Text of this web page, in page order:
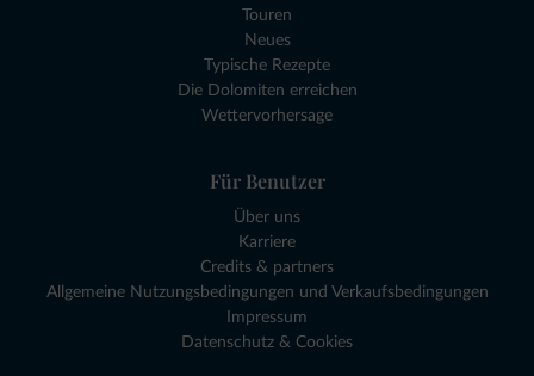
Touren
Neues
Typische Rezepte
Die Dolomiten erreichen
Wettervorhersage
Für Benutzer
Über uns
Karriere
Credits & partners
Allgemeine Nutzungsbedingungen und Verkaufsbedingungen
Impressum
Datenschutz & Cookies